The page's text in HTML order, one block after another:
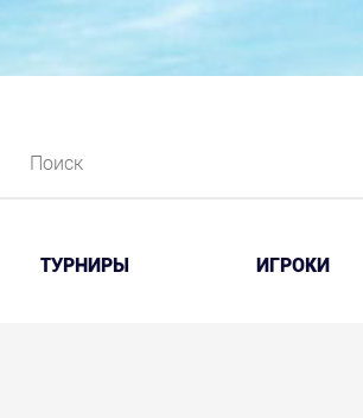
ТУРНИРЫ ИГРОКИ